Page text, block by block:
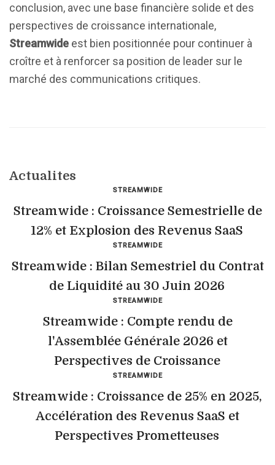
conclusion, avec une base financière solide et des
perspectives de croissance internationale,
Streamwide est bien positionnée pour continuer à
croître et à renforcer sa position de leader sur le
marché des communications critiques.
Actualites
STREAMWIDE
Streamwide : Croissance Semestrielle de
12% et Explosion des Revenus SaaS
STREAMWIDE
Streamwide : Bilan Semestriel du Contrat
de Liquidité au 30 Juin 2026
STREAMWIDE
Streamwide : Compte rendu de
l'Assemblée Générale 2026 et
Perspectives de Croissance
STREAMWIDE
Streamwide : Croissance de 25% en 2025,
Accélération des Revenus SaaS et
Perspectives Prometteuses